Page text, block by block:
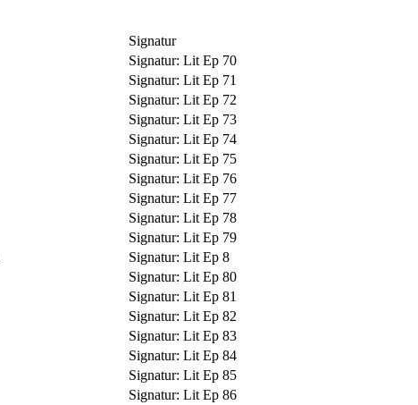
Signatur
Signatur: Lit Ep 70
Signatur: Lit Ep 71
Signatur: Lit Ep 72
Signatur: Lit Ep 73
Signatur: Lit Ep 74
Signatur: Lit Ep 75
Signatur: Lit Ep 76
Signatur: Lit Ep 77
Signatur: Lit Ep 78
Signatur: Lit Ep 79
Signatur: Lit Ep 8
Signatur: Lit Ep 80
Signatur: Lit Ep 81
Signatur: Lit Ep 82
Signatur: Lit Ep 83
Signatur: Lit Ep 84
Signatur: Lit Ep 85
Signatur: Lit Ep 86